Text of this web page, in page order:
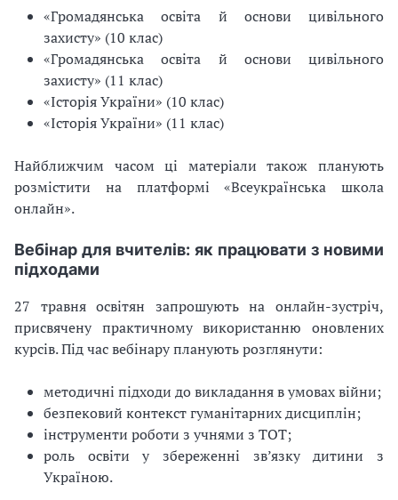
«Громадянська освіта й основи цивільного
захисту» (10 клас)
«Громадянська освіта й основи цивільного
захисту» (11 клас)
«Історія України» (10 клас)
«Історія України» (11 клас)
Найближчим часом ці матеріали також планують
розмістити на платформі «Всеукраїнська школа
онлайн».
Вебінар для вчителів: як працювати з новими
підходами
27 травня освітян запрошують на онлайн-зустріч,
присвячену практичному використанню оновлених
курсів. Під час вебінару планують розглянути:
методичні підходи до викладання в умовах війни;
безпековий контекст гуманітарних дисциплін;
інструменти роботи з учнями з ТОТ;
роль освіти у збереженні зв’язку дитини з
Україною.